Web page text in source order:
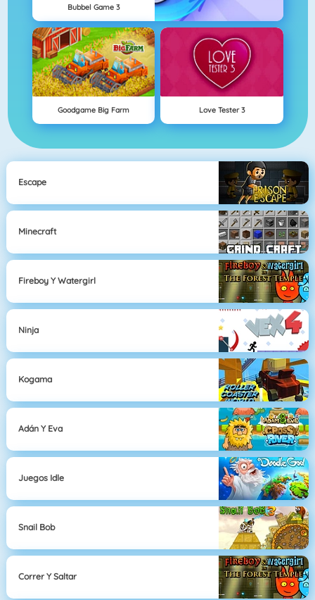
Bubbel Game 3
Goodgame Big Farm Love Tester 3
Escape
Minecraft
Fireboy Y Watergirl
Ninja
Kogama
Adán Y Eva
Juegos Idle
Snail Bob
Correr Y Saltar